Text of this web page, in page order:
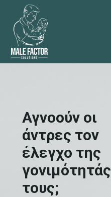
Αγνοούν οι
άντρες τον
έλεγχο της
γονιμότητάς
τους;